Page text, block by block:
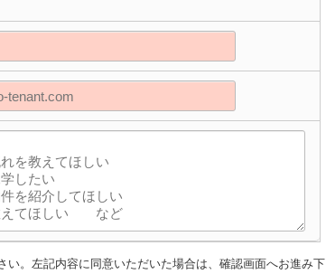
い。左記内容に同意いただいた場合は、確認画面へお進み下